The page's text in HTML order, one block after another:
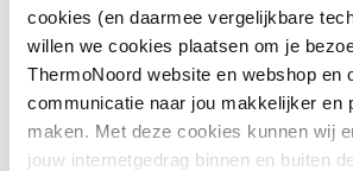
cookies (en daarmee vergelijkbare
willen we cookies plaatsen om je
ThermoNoord website en webshop en
communicatie naar jou makkelijker en
maken. Met deze cookies kunnen wij
jouw internetgedrag binnen en buiten
Geschikt voor montage
op tegelvloer
Ja
Geschikt voor
nismontage
Ja
Downloads
Exploded_view image/jpeg
Sfeerbeeldimage/jpeg, 371 KB